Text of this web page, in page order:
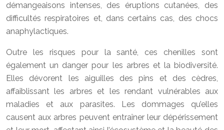
démangeaisons intenses, des éruptions cutanées, des
difficultés respiratoires et, dans certains cas, des chocs
anaphylactiques.
Outre les risques pour la santé, ces chenilles sont
également un danger pour les arbres et la biodiversité.
Elles dévorent les aiguilles des pins et des cèdres,
affaiblissant les arbres et les rendant vulnérables aux
maladies et aux parasites. Les dommages qu’elles
causent aux arbres peuvent entraîner leur dépérissement